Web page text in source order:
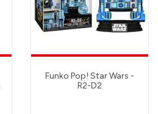
Funko Pop! Star Wars -
R2-D2